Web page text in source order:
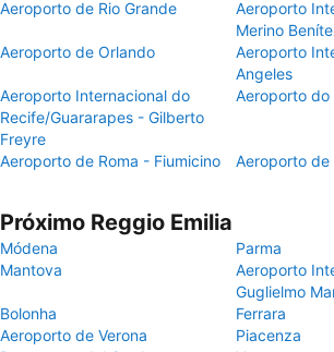
Aeroporto de Rio Grande
Aeroporto
Merino
Aeroporto de Orlando
Aeroporto
Angeles
Aeroporto Internacional do
Recife/Guararapes - Gilberto
Freyre
Aeroporto do
Aeroporto de Roma - Fiumicino Aeroporto de
Próximo Reggio Emilia
Módena
Parma
Mantova
Aeroporto
Guglielmo
Bolonha
Ferrara
Aeroporto de Verona
Piacenza